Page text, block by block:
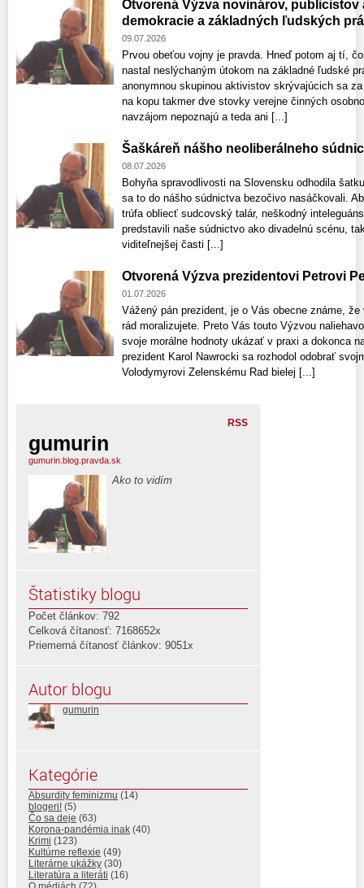
Otvorená Výzva novinárov, publicistov
demokracie a základných ľudských
09.07.2026
Prvou obeťou vojny je pravda. Hneď potom aj tí,
nastal neslýchaným útokom na základné ľudské
anonymnou skupinou aktivistov skrývajúcich sa
na kopu takmer dve stovky verejne činných
navzájom nepoznajú a teda ani [...]
Šaškáreň nášho neoliberálneho
08.07.2026
Bohyňa spravodlivosti na Slovensku odhodila
sa to do nášho súdnictva bezočivo nasáčkovali.
trúfa obliecť sudcovský talár, neškodný
predstavili naše súdnictvo ako divadelnú scénu,
viditeľnejšej časti [...]
Otvorená Výzva prezidentovi Petrovi
01.07.2026
Vážený pán prezident, je o Vás obecne známe,
rád moralizujete. Preto Vás touto Výzvou
svoje morálne hodnoty ukázať v praxi a dokonca
prezident Karol Nawrocki sa rozhodol odobrať
Volodymyrovi Zelenskému Rad bielej [...]
RSS
gumurin
gumurin.blog.pravda.sk
Ako to vidím
Štatistiky blogu
Počet článkov: 792
Celková čítanosť: 7168652x
Priemerná čítanosť článkov: 9051x
Autor blogu
gumurin
Kategórie
Absurdity feminizmu (14)
blogeri! (5)
Čo sa deje (63)
Korona-pandémia inak (40)
Krimi (123)
Kultúrne reflexie (49)
Literárne ukážky (30)
Literatúra a literáti (16)